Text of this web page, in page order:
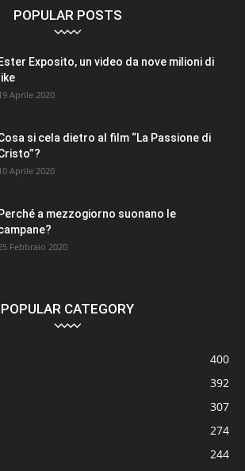
POPULAR POSTS
Ester Exposito, un video da nove milioni di
like
Aprile 2020
si cela dietro al film “La Passione di
Aprile 2020
Perché a mezzogiorno suonano le
Febbraio 2020
POPULAR CATEGORY
400
392
307
274
244